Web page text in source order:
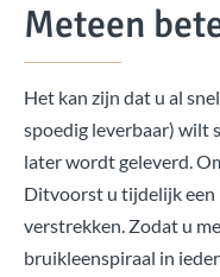
Meteen
Het kan zijn dat u al
spoedig leverbaar) wilt
later wordt geleverd.
Ditvoorst u tijdelijk een
verstrekken. Zodat u
bruikleenspiraal in